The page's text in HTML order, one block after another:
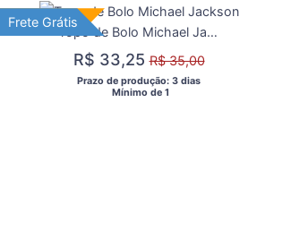
Frete Grátis
Frete Grátis
Topo de Bolo Michael Jackson
R$ 33,25R$ 35,00
Prazo de produção: 3 dias
  Mínimo de 1